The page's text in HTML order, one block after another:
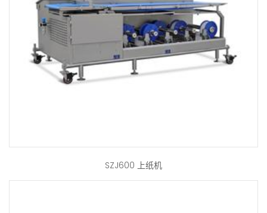
SZJ600 上纸机